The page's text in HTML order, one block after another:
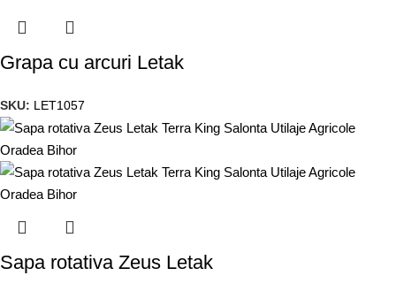
Grapa cu arcuri Letak
SKU: LET1057
Sapa rotativa Zeus Letak